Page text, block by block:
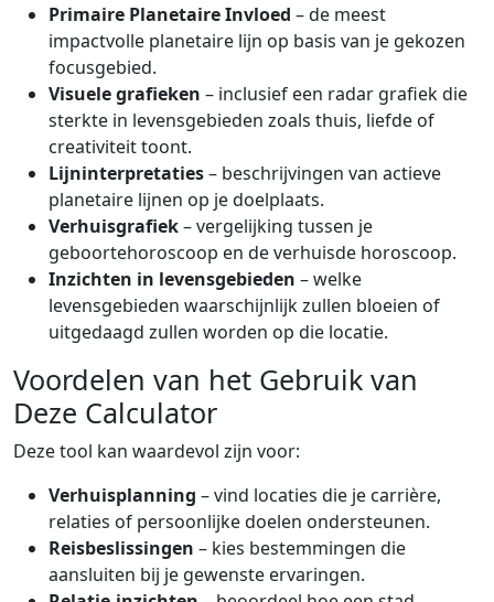
Primaire Planetaire Invloed – de meest
impactvolle planetaire lijn op basis van je gekozen
focusgebied.
Visuele grafieken – inclusief een radar grafiek die
sterkte in levensgebieden zoals thuis, liefde of
creativiteit toont.
Lijninterpretaties– beschrijvingen van actieve
planetaire lijnen op je doelplaats.
Verhuisgrafiek– vergelijking tussen je
geboortehoroscoop en de verhuisde horoscoop.
Inzichten in levensgebieden – welke
levensgebieden waarschijnlijk zullen bloeien of
uitgedaagd zullen worden op die locatie.
Voordelen van het Gebruik van
Deze Calculator
Deze tool kan waardevol zijn voor:
Verhuisplanning – vind locaties die je carrière,
relaties of persoonlijke doelen ondersteunen.
Reisbeslissingen – kies bestemmingen die
aansluiten bij je gewenste ervaringen.